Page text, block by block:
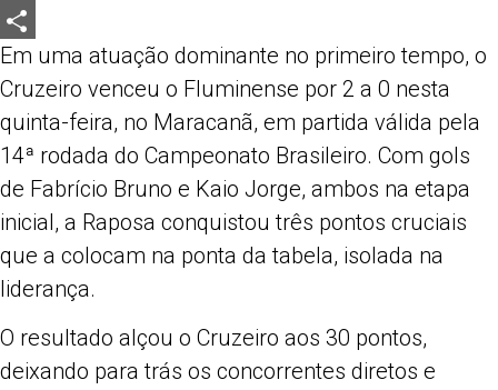
LinkedIn
Share
Em uma atuação dominante no primeiro tempo, o
Cruzeiro venceu o Fluminense por 2 a 0 nesta
quinta-feira, no Maracanã, em partida válida pela
14ª rodada do Campeonato Brasileiro. Com gols
de Fabrício Bruno e Kaio Jorge, ambos na etapa
inicial, a Raposa conquistou três pontos cruciais
que a colocam na ponta da tabela, isolada na
liderança.
O resultado alçou o Cruzeiro aos 30 pontos,
deixando para trás os concorrentes diretos e